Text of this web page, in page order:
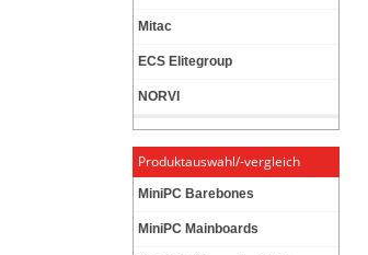
Mitac
ECS Elitegroup
NORVI
Produktauswahl/-vergleich
MiniPC Barebones
MiniPC Mainboards